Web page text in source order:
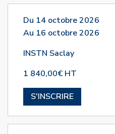
Du 14 octobre 2026
Au 16 octobre 2026
INSTN Saclay
1 840,00€ HT
S'INSCRIRE